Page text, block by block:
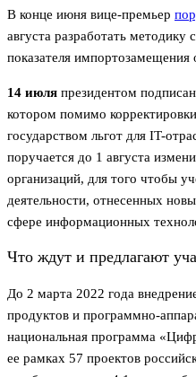
В конце июня вице-премьер
августа разработать методику
показателя
14 июля президентом
котором помимо
государством льгот для IT-
поручается до 1 августа
организаций, для того чтобы
деятельности, отнесенных
сфере информационных
Что ждут и предлагают
До 2 марта 2022 года
продуктов и программно-
национальная программа
ее рамках 57 проектов